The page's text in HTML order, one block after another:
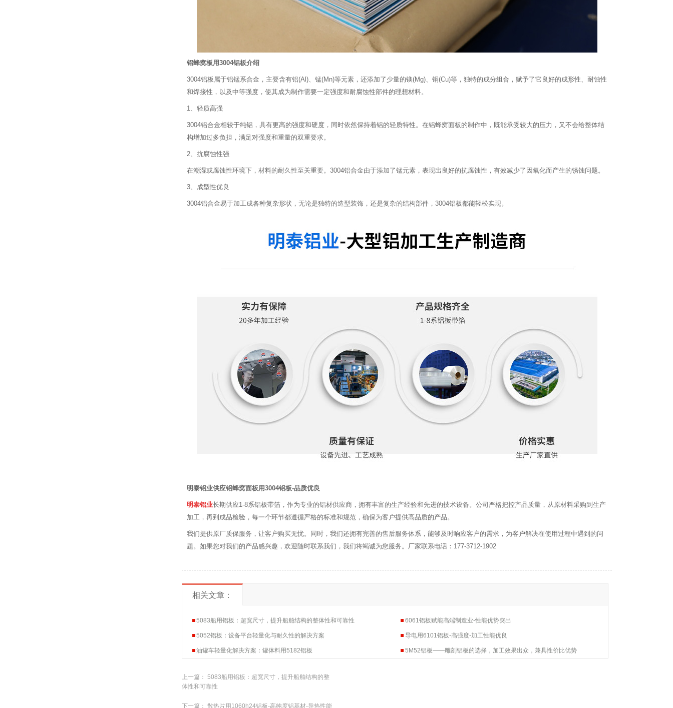
铝蜂窝板用3004铝板介绍
3004铝板属于铝锰系合金，主要含有铝(Al)、锰(Mn)等元素，还添加了少量的镁(Mg)、铜(Cu)等，独特的成分组合，赋予了它良好的成形性、耐蚀性
和焊接性，以及中等强度，使其成为制作需要一定强度和耐腐蚀性部件的理想材料。
1、轻质高强
3004铝合金相较于纯铝，具有更高的强度和硬度，同时依然保持着铝的轻质特性。在铝蜂窝面板的制作中，既能承受较大的压力，又不会给整体结
构增加过多负担，满足对强度和重量的双重要求。
2、抗腐蚀性强
在潮湿或腐蚀性环境下，材料的耐久性至关重要。3004铝合金由于添加了锰元素，表现出良好的抗腐蚀性，有效减少了因氧化而产生的锈蚀问题。
3、成型性优良
3004铝合金易于加工成各种复杂形状，无论是独特的造型装饰，还是复杂的结构部件，3004铝板都能轻松实现。
明泰铝业供应铝蜂窝面板用3004铝板-品质优良
明泰铝业长期供应1-8系铝板带箔，作为专业的铝材供应商，拥有丰富的生产经验和先进的技术设备。公司严格把控产品质量，从原材料采购到生产
加工，再到成品检验，每一个环节都遵循严格的标准和规范，确保为客户提供高品质的产品。
我们提供原厂质保服务，让客户购买无忧。同时，我们还拥有完善的售后服务体系，能够及时响应客户的需求，为客户解决在使用过程中遇到的问
题。如果您对我们的产品感兴趣，欢迎随时联系我们，我们将竭诚为您服务。厂家联系电话：177-3712-1902
相关文章：
5083船用铝板：超宽尺寸，提升船舶结构的整体性和可靠性 6061铝板赋能高端制造业-性能优势突出
5052铝板：设备平台轻量化与耐久性的解决方案 导电用6101铝板-高强度-加工性能优良
油罐车轻量化解决方案：罐体料用5182铝板 5M52铝板——雕刻铝板的选择，加工效果出众，兼具性价比优势
上一篇： 5083船用铝板：超宽尺寸，提升船舶结构的整
体性和可靠性
下一篇： 散热片用1060h24铝板-高纯度铝基材-导热性能